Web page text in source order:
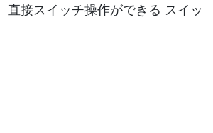
直接スイッチ操作ができる スイッ